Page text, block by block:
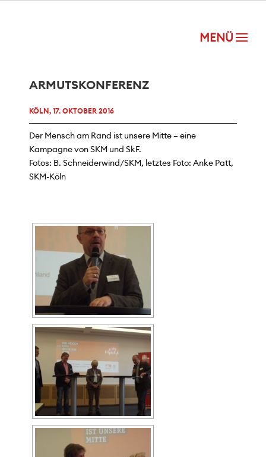
ARMUTSKONFERENZ
KÖLN, 17. OKTOBER 2016
Der Mensch am Rand ist unsere Mitte – eine
Kampagne von SKM und SkF.
Fotos: B. Schneiderwind/SKM, letztes Foto: Anke Patt,
SKM-Köln